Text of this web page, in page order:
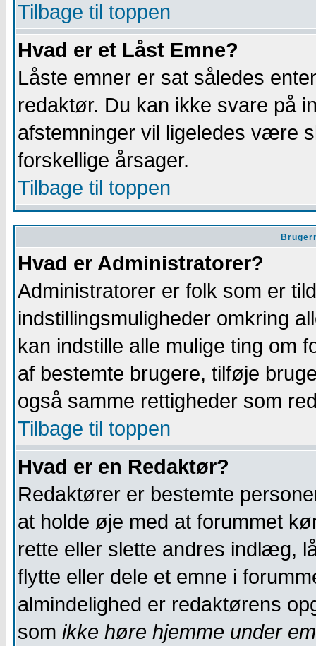
Tilbage til toppen
Hvad er et Låst Emne?
Låste emner er sat således
redaktør. Du kan ikke svare på
afstemninger vil ligeledes være
forskellige årsager.
Tilbage til toppen
Hvad er Administratorer?
Administratorer er folk som er
indstillingsmuligheder omkring
kan indstille alle mulige ting om
af bestemte brugere, tilføje
også samme rettigheder som
Tilbage til toppen
Hvad er en Redaktør?
Redaktører er bestemte
at holde øje med at forummet
rette eller slette andres indlæg,
flytte eller dele et emne i
almindelighed er redaktørens
som ikke høre hjemme under